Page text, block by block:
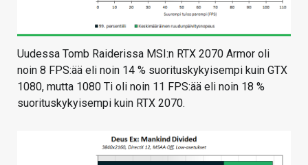
Uudessa Tomb Raiderissa MSI:n RTX 2070 Armor oli
noin 8 FPS:ää eli noin 14 % suorituskykyisempi kuin GTX
1080, mutta 1080 Ti oli noin 11 FPS:ää eli noin 18 %
suorituskykyisempi kuin RTX 2070.